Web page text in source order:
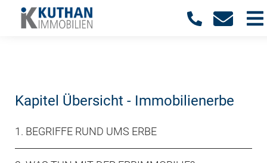
Kapitel Übersicht - Immobilienerbe
1 . BEGRIFFE RUND UMS ERBE